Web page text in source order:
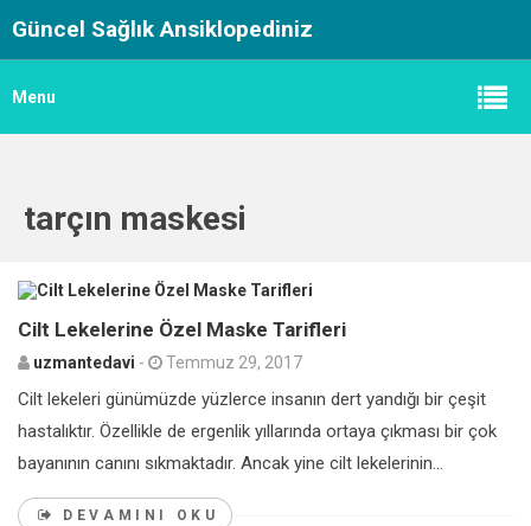
Güncel Sağlık Ansiklopediniz
Menu
tarçın maskesi
Cilt Lekelerine Özel Maske Tarifleri
uzmantedavi - Temmuz 29, 2017
Cilt lekeleri günümüzde yüzlerce insanın dert yandığı bir çeşit
hastalıktır. Özellikle de ergenlik yıllarında ortaya çıkması bir çok
bayanının canını sıkmaktadır. Ancak yine cilt lekelerinin...
DEVAMINI OKU